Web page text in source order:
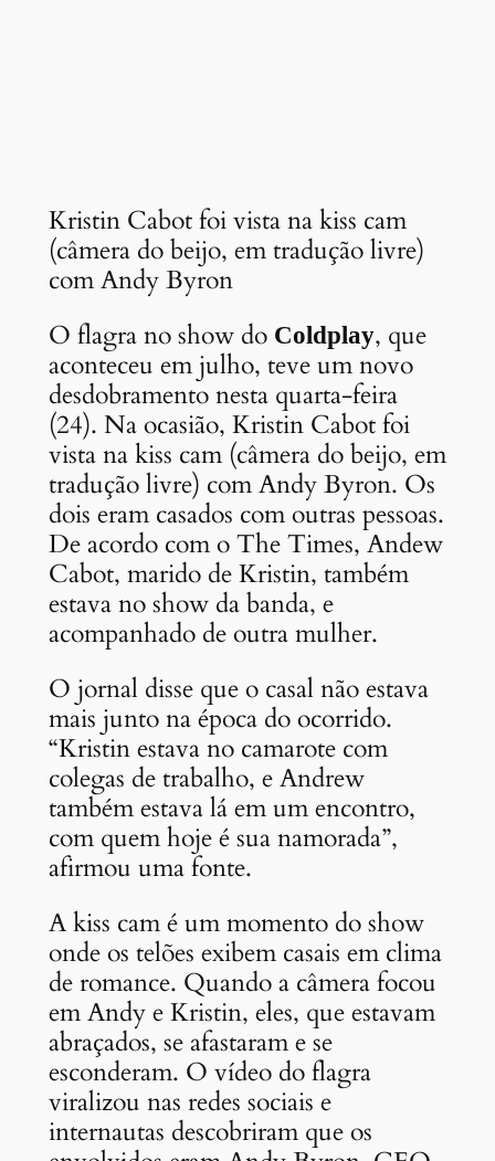
Kristin Cabot foi vista na kiss cam
(câmera do beijo, em tradução livre)
com Andy Byron
O flagra no show doColdplay, que
aconteceu em julho, teve um novo
desdobramento nesta quarta-feira
(24). Na ocasião, Kristin Cabot foi
vista na kiss cam (câmera do beijo, em
tradução livre) com Andy Byron. Os
dois eram casados com outras pessoas.
De acordo com o The Times, Andew
Cabot, marido de Kristin, também
estava no show da banda, e
acompanhado de outra mulher.
O jornal disse que o casal não estava
mais junto na época do ocorrido.
“Kristin estava no camarote com
colegas de trabalho, e Andrew
também estava lá em um encontro,
com quem hoje é sua namorada”,
afirmou uma fonte.
A kiss cam é um momento do show
onde os telões exibem casais em clima
de romance. Quando a câmera focou
em Andy e Kristin, eles, que estavam
abraçados, se afastaram e se
esconderam. O vídeo do flagra
viralizou nas redes sociais e
internautas descobriram que os